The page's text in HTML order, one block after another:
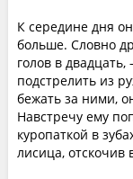
К середине дня
больше. Словно
голов в
подстрелить из
бежать за ними,
Навстречу ему
куропаткой в
лисица, отскочив